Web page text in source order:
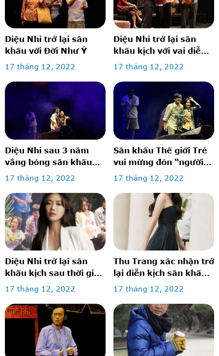
Diệu Nhi trở lại sân
khấu với Đời Như Ý
17 tháng 12, 2022
Diệu Nhi trở lại sân
khấu kịch với vai diễn
lấy nước mắt khán giả
17 tháng 12, 2022
Diệu Nhi sau 3 năm
vắng bóng sân khấu
kịch
17 tháng 12, 2022
Sân khấu Thế giới Trẻ
vui mừng đón “người
cũ”
17 tháng 12, 2022
Diệu Nhi trở lại sân
khấu kịch sau thời gian
vắng bóng, gây xúc
bầu vượt mặt
17 tháng 12, 2022
Thu Trang xác nhận trở
lại diễn kịch sân khấu
vào đúng ngày sinh
17 tháng 12, 2022